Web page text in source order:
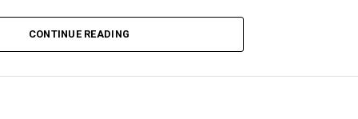
du BPT Toulouse 2018, en costaud !
CONTINUE READING